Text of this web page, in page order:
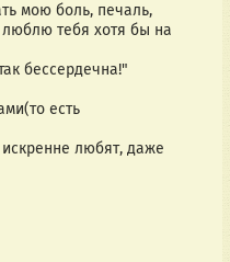
мою боль, печаль,
люблю тебя хотя бы на
бессердечна!"
есть
любят, даже